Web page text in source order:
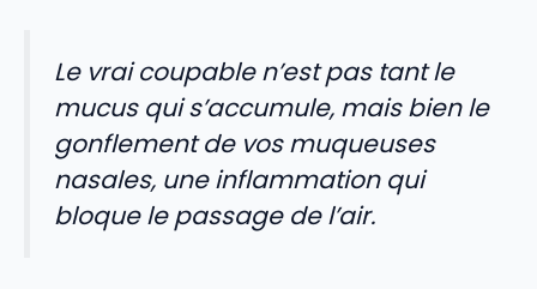
Le vrai coupable n’est pas tant le
mucus qui s’accumule, mais bien le
gonflement de vos muqueuses
nasales, une inflammation qui
bloque le passage de l’air.